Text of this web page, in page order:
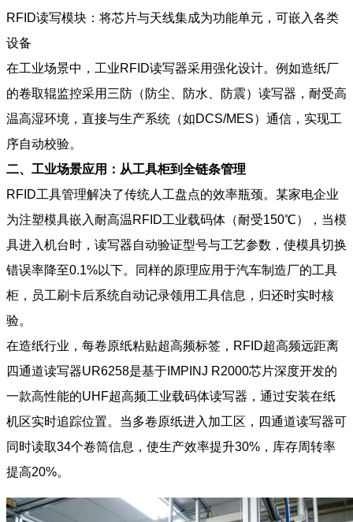
RFID读写模块：将芯片与天线集成为功能单元，可嵌入各类
设备
在工业场景中，工业RFID读写器采用强化设计。例如造纸厂
的卷取辊监控采用三防（防尘、防水、防震）读写器，耐受高
温高湿环境，直接与生产系统（如DCS/MES）通信，实现工
序自动校验。
二、工业场景应用：从工具柜到全链条管理
RFID工具管理解决了传统人工盘点的效率瓶颈。某家电企业
为注塑模具嵌入耐高温RFID工业载码体 （耐受150℃），当模
具进入机台时，读写器自动验证型号与工艺参数，使模具切换
错误率降至0.1%以下。同样的原理应用于汽车制造厂的工具
柜，员工刷卡后系统自动记录领用工具信息，归还时实时核
验。
在造纸行业，每卷原纸粘贴超高频标签，RFID超高频远距离
四通道读写器UR6258是基于IMPINJ R2000芯片深度开发的
一款高性能的UHF超高频工业载码体读写器，通过安装在纸
机区实时追踪位置。当多卷原纸进入加工区，四通道读写器可
同时读取34个卷筒信息，使生产效率提升30%，库存周转率
提高20%。